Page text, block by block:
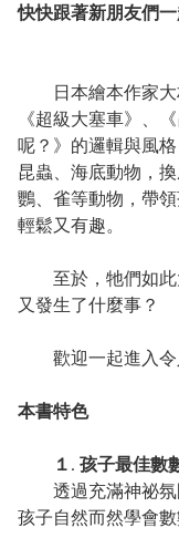
快快跟著新朋友們
日本繪本作家大
《超級大塞車》、
呢？》的邏輯與風
昆蟲、海底動物，
鸚、雀等動物，帶
輕鬆又有趣。
至於，牠們如此
又發生了什麼事？
歡迎一起進入令
本書特色
１. 孩子最佳數
透過充滿神祕氛
孩子自然而然學會數